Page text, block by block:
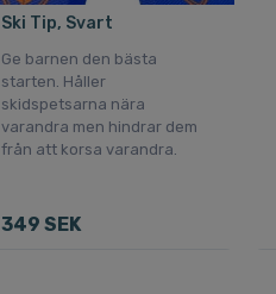
Ski Tip, Svart
Ge barnen den bästa
starten. Håller
skidspetsarna nära
varandra men hindrar dem
från att korsa varandra.
349 SEK